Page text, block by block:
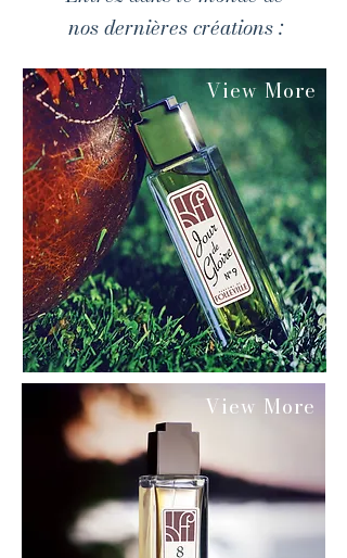
nos dernières créations :
View More
View More